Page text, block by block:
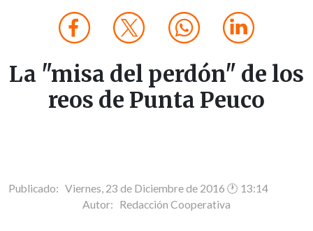
La "misa del perdón" de los
reos de Punta Peuco
Publicado: Viernes, 23 de Diciembre de 2016 🕐 13:14
Autor: Redacción Cooperativa